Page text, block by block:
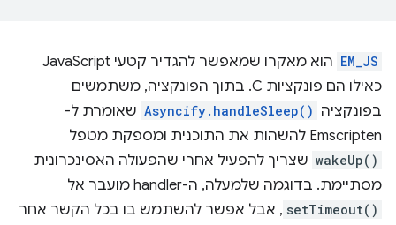
EM_JS
הוא מאקרו שמאפשר להגדיר קטעי JavaScript
כאילו הם פונקציות C. בתוך הפונקציה, משתמשים
בפונקציה Asyncify.handleSleep() שאומרת ל-
Emscripten להשהות את התוכנית ומספקת מטפל
wakeUp() שצריך להפעיל אחרי שהפעולה האסינכרונית
מסתיימת. בדוגמה שלמעלה, ה-handler מועבר אל
setTimeout() , אבל אפשר להשתמש בו בכל הקשר אחר